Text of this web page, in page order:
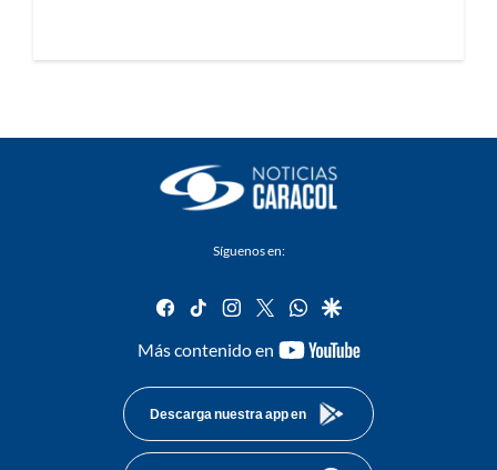
Síguenos en:
facebook
tiktok instagram
twitterwhatsapp
google
Más contenido en
youtube-
Descarga nuestra app en